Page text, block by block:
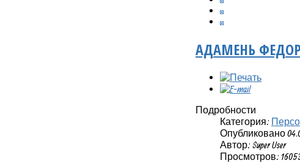
АДАМЕНЬ
Подробности
Категория:
Опубликовано
Автор: Super User
Просмотров: